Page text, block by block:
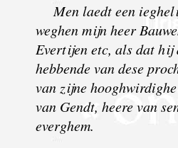
Men laedt een
weghen mijn heer
Evertijen etc, als dat
hebbende van dese
van zijne
van Gendt, heere van
everghem.